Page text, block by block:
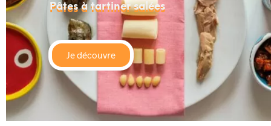
Pâtes à tartiner salées
Je découvre